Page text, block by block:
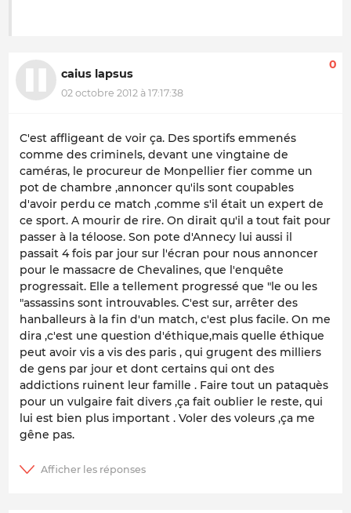
caius lapsus
02 octobre 2012 à 17:17:38
0
C'est affligeant de voir ça. Des sportifs emmenés
comme des criminels, devant une vingtaine de
caméras, le procureur de Monpellier fier comme un
pot de chambre ,annoncer qu'ils sont coupables
d'avoir perdu ce match ,comme s'il était un expert de
ce sport. A mourir de rire. On dirait qu'il a tout fait pour
passer à la téloose. Son pote d'Annecy lui aussi il
passait 4 fois par jour sur l'écran pour nous annoncer
pour le massacre de Chevalines, que l'enquête
progressait. Elle a tellement progressé que "le ou les
"assassins sont introuvables. C'est sur, arrêter des
hanballeurs à la fin d'un match, c'est plus facile. On me
dira ,c'est une question d'éthique,mais quelle éthique
peut avoir vis a vis des paris , qui grugent des milliers
de gens par jour et dont certains qui ont des
addictions ruinent leur famille . Faire tout un pataquès
pour un vulgaire fait divers ,ça fait oublier le reste, qui
lui est bien plus important . Voler des voleurs ,ça me
gêne pas.